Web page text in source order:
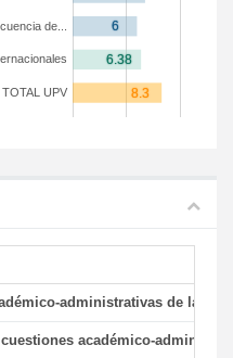
TOTAL UPV
de...
administrativas de la
académico-